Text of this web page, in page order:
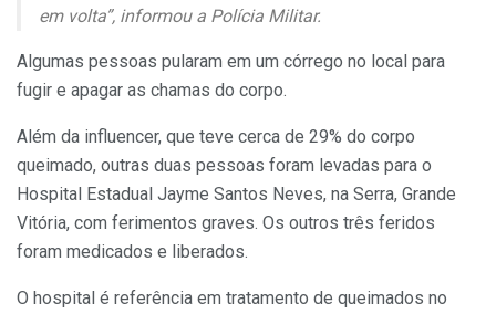
em volta”, informou a Polícia Militar.
Algumas pessoas pularam em um córrego no local para
fugir e apagar as chamas do corpo.
Além da influencer, que teve cerca de 29% do corpo
queimado, outras duas pessoas foram levadas para o
Hospital Estadual Jayme Santos Neves, na Serra, Grande
Vitória, com ferimentos graves. Os outros três feridos
foram medicados e liberados.
O hospital é referência em tratamento de queimados no